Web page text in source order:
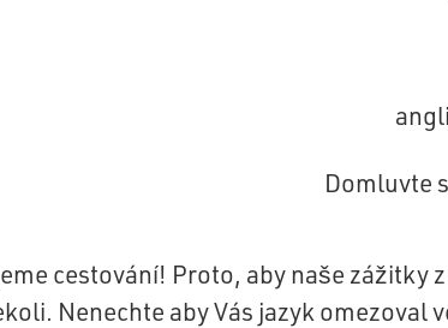
Domluvte
cestování! Proto, aby naše zážitky
Nenechte aby Vás jazyk omezoval